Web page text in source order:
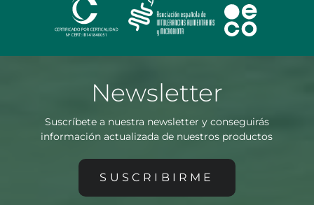
Newsletter
Suscríbete a nuestra newsletter y conseguirás
información actualizada de nuestros productos
SUSCRIBIRME